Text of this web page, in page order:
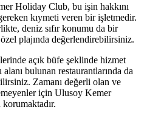
Holiday Club, bu işin hakkını
kıymeti veren bir işletmedir.
deniz sıfır konumu da bir
özel plajında değerlendirebilirsiniz.
açık büfe şeklinde hizmet
bulunan restaurantlarında da
Zamanı değerli olan ve
için Ulusoy Kemer